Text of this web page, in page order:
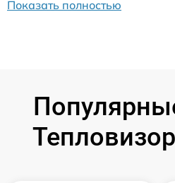
Показать полностью